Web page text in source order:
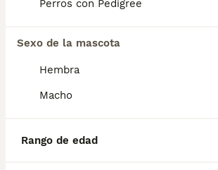
Perros con Pedigree
Sexo de la mascota
Hembra
Macho
Rango de edad
Pomerania
1800 €
Precio